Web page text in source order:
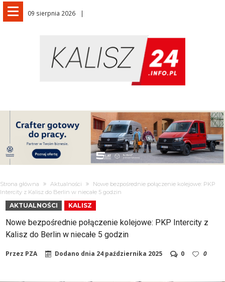
09 sierpnia 2026
Strona główna Aktualności
Nowe bezpośrednie połączenie kolejowe: PKP
Intercity z Kalisz do Berlin w niecałe 5 godzin
AKTUALNOŚCI KALISZ
Nowe bezpośrednie połączenie kolejowe: PKP Intercity z
Kalisz do Berlin w niecałe 5 godzin
Przez PZA Dodano dnia 24 października 2025 0 0